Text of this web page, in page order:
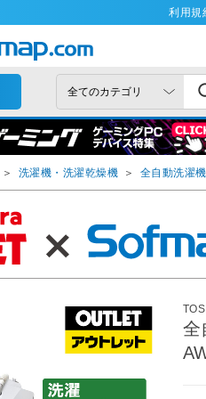
利用規
＞ 洗濯機・洗濯乾燥機 ＞ 全自動洗濯機
全